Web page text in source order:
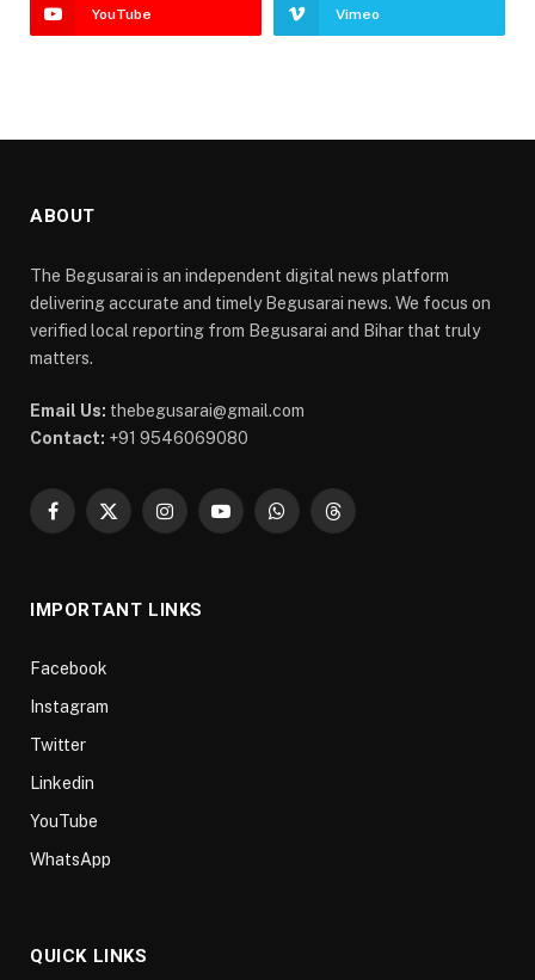
YouTube Vimeo
ABOUT
The Begusarai is an independent digital news platform
delivering accurate and timely Begusarai news. We focus on
verified local reporting from Begusarai and Bihar that truly
matters.
Email Us: thebegusarai@gmail.com
Contact: +91 9546069080
Facebook
X
InstagramYouTubeWhatsAppThreads
IMPORTANT LINKS
Facebook
Instagram
Twitter
Linkedin
YouTube
WhatsApp
QUICK LINKS